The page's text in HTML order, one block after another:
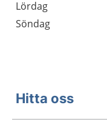
Lördag
Söndag
Hitta oss